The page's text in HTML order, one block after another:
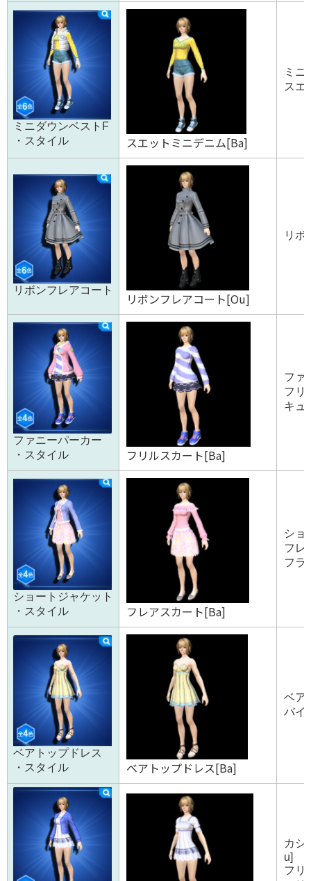
ミニダウンベストF
・スタイル
スエットミニデニム[Ba]
ミニ
スエ
リボンフレアコート
リボンフレアコート[Ou]
リボ
ファニーパーカー
・スタイル
フリルスカート[Ba]
ファ
フリ
キュ
ショートジャケット
・スタイル
フレアスカート[Ba]
ショ
フレ
フラ
ベアトップドレス
・スタイル
ベアトップドレス[Ba]
ベア
バイ
カシ
u]
フリ